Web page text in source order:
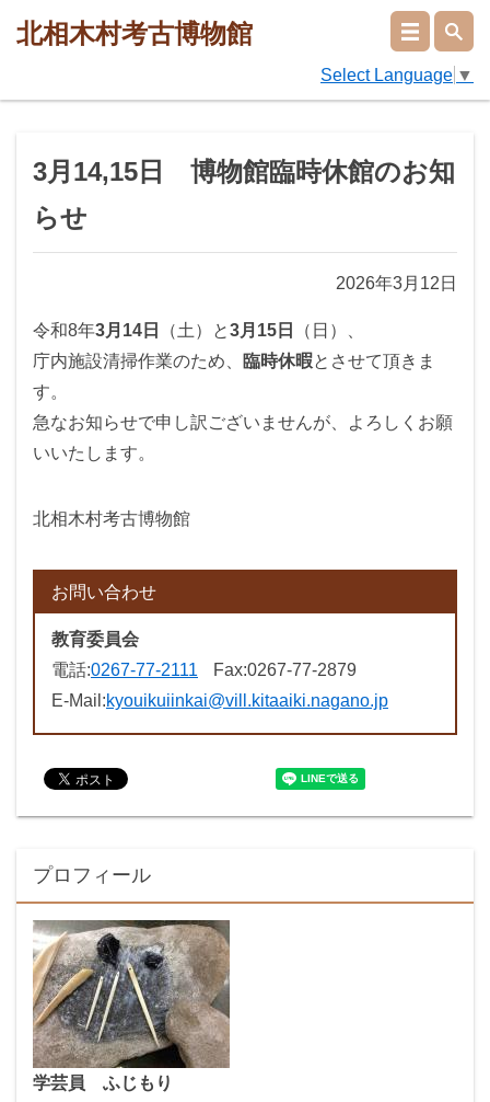
北相木村考古博物館
Select Language ▼
3月14,15日 博物館臨時休館のお知
らせ
2026年3月12日
令和8年3月14日 （土）と3月15日
（日）、
庁内施設清掃作業のため、
臨時休暇とさせて頂きま
す。
急なお知らせで申し訳ございませんが、よろしくお願
いいたします。
北相木村考古博物館
お問い合わせ
教育委員会
電話:0267-77-2111 Fax:0267-77-2879
E-Mail:kyouikuiinkai@vill.kitaaiki.nagano.jp
プロフィール
学芸員 ふじもり